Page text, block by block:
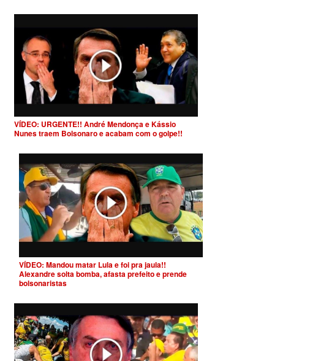
VÍDEO: URGENTE!! André Mendonça e Kássio
Nunes traem Bolsonaro e acabam com o golpe!!
VÍDEO: Mandou matar Lula e foi pra jaula!!
Alexandre solta bomba, afasta prefeito e prende
bolsonaristas